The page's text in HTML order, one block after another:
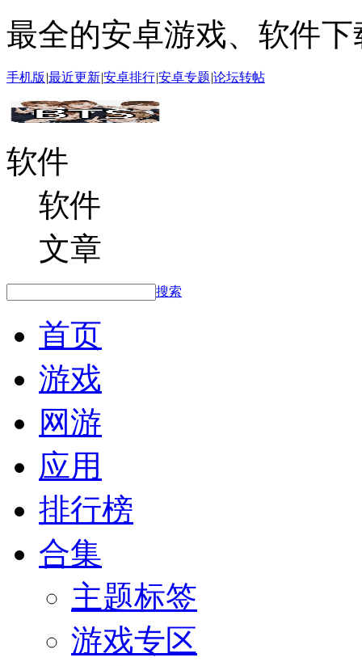
最全的安卓游戏、软件下
手机版 |最近更新|安卓排行|安卓专题|论坛转帖
软件
软件
文章
搜索
首页
游戏
网游
应用
排行榜
合集
主题标签
游戏专区